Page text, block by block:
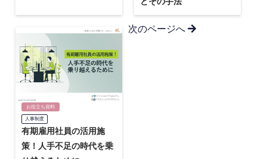
お役立ち資料
人事制度
有期雇用社員の活用施
策！人手不足の時代を乗
次のページへ